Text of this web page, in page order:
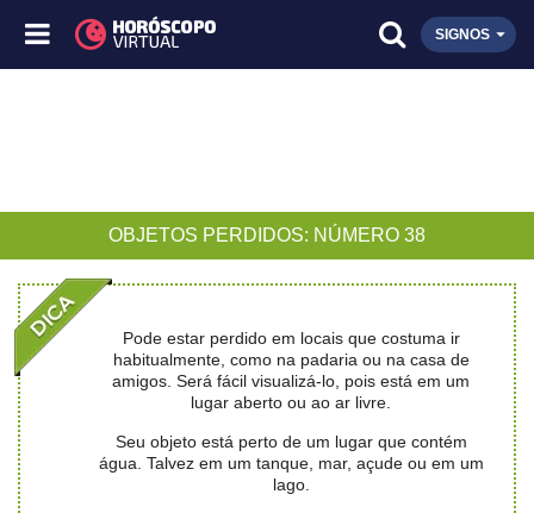
SIGNOS
OBJETOS PERDIDOS: NÚMERO 38
Pode estar perdido em locais que costuma ir
habitualmente, como na padaria ou na casa de
amigos. Será fácil visualizá-lo, pois está em um
lugar aberto ou ao ar livre.
Seu objeto está perto de um lugar que contém
água. Talvez em um tanque, mar, açude ou em um
lago.